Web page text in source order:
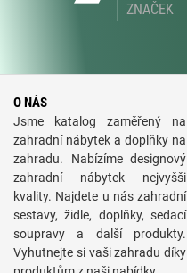
ZNAČEK
O NÁS
Jsme katalog zaměřený na
zahradní nábytek a doplňky na
zahradu. Nabízíme designový
zahradní nábytek nejvyšši
kvality. Najdete u nás zahradní
sestavy, židle, doplňky, sedací
soupravy a další produkty.
Vyhutnejte si vaši zahradu díky